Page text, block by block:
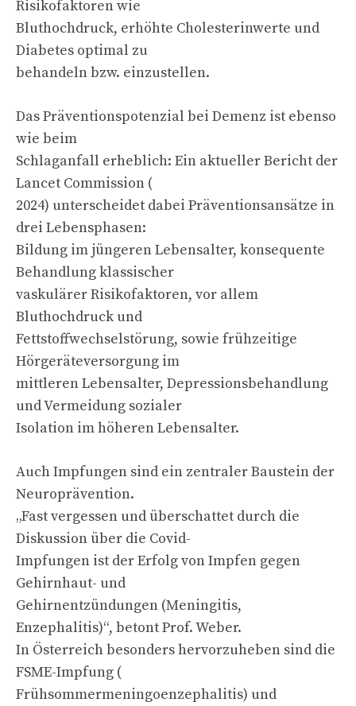
Risikofaktoren wie
Bluthochdruck, erhöhte Cholesterinwerte und
Diabetes optimal zu
behandeln bzw. einzustellen.
Das Präventionspotenzial bei Demenz ist ebenso
wie beim
Schlaganfall erheblich: Ein aktueller Bericht der
Lancet Commission (
2024) unterscheidet dabei Präventionsansätze in
drei Lebensphasen:
Bildung im jüngeren Lebensalter, konsequente
Behandlung klassischer
vaskulärer Risikofaktoren, vor allem
Bluthochdruck und
Fettstoffwechselstörung, sowie frühzeitige
Hörgeräteversorgung im
mittleren Lebensalter, Depressionsbehandlung
und Vermeidung sozialer
Isolation im höheren Lebensalter.
Auch Impfungen sind ein zentraler Baustein der
Neuroprävention.
„Fast vergessen und überschattet durch die
Diskussion über die Covid-
Impfungen ist der Erfolg von Impfen gegen
Gehirnhaut- und
Gehirnentzündungen (Meningitis,
Enzephalitis)“, betont Prof. Weber.
In Österreich besonders hervorzuheben sind die
FSME-Impfung (
Frühsommermeningoenzephalitis) und